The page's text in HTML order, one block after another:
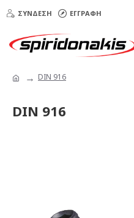
ΣΎΝΔΕΣΗ ΕΓΓΡΑΦΉ
DIN 916
DIN 916